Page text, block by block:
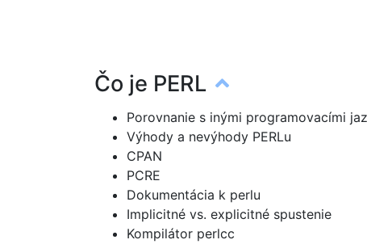
Čo je PERL
Porovnanie s inými programovacími
Výhody a nevýhody PERLu
CPAN
PCRE
Dokumentácia k perlu
Implicitné vs. explicitné spustenie
Kompilátor perlcc